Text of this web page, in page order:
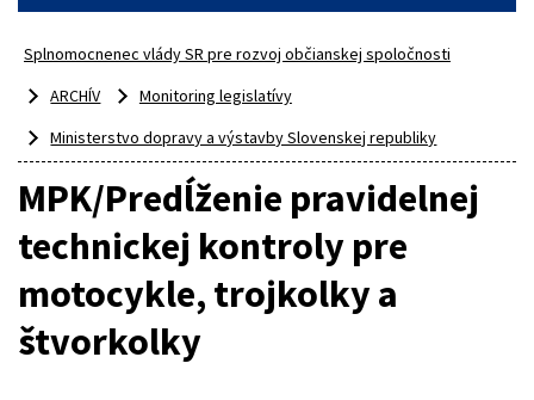
Splnomocnenec vlády SR pre rozvoj občianskej spoločnosti
ARCHÍV
Monitoring legislatívy
Ministerstvo dopravy a výstavby Slovenskej republiky
MPK/Predĺženie pravidelnej
technickej kontroly pre
motocykle, trojkolky a
štvorkolky